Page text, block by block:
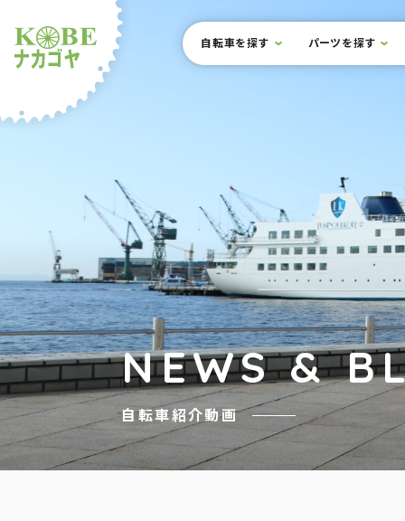
サイト内メニュー
本文までスキップ
自転車を探す パーツを探す
NEWS &
自転車紹介動画